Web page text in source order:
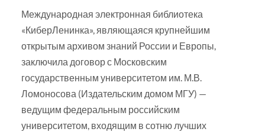
Международная электронная библиотека
«КиберЛенинка», являющаяся крупнейшим
открытым архивом знаний России и Европы,
заключила договор с Московским
государственным университетом им. М.В.
Ломоносова (Издательским домом МГУ) —
ведущим федеральным российским
университетом, входящим в сотню лучших